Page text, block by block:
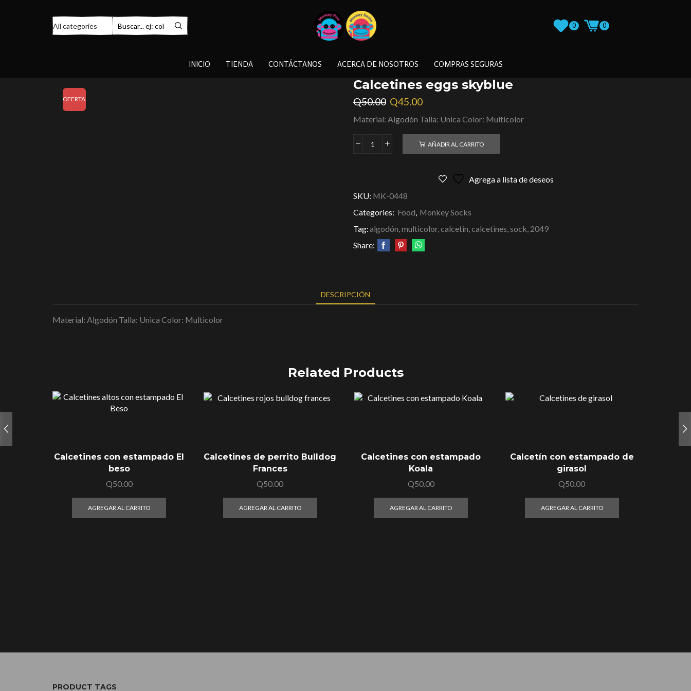
0 0
INICIO TIENDA CONTÁCTANOS ACERCA DE NOSOTROS COMPRAS SEGURAS
OFERTA
Calcetines eggs skyblue
Q50.00 Q45.00
Material: Algodón Talla: Unica Color: Multicolor
AÑADIR AL CARRITO
Agrega a lista de deseos
SKU: MK-0448
Categories: Food, Monkey Socks
Tag:algodón, multicolor, calcetin, calcetines, sock, 2049
Share:
DESCRIPCIÓN
Material: Algodón Talla: Unica Color: Multicolor
Related Products
Calcetines con estampado El
beso
Q50.00
AGREGAR AL CARRITO
Calcetines de perrito Bulldog
Frances
Q50.00
AGREGAR AL CARRITO
Calcetines con estampado
Koala
Q50.00
AGREGAR AL CARRITO
Calcetín con estampado de
girasol
Q50.00
AGREGAR AL CARRITO
PRODUCT TAGS